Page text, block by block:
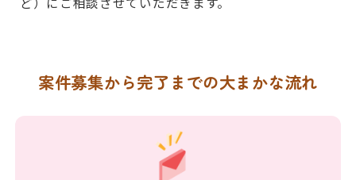
案件募集から完了までの大まかな流れ